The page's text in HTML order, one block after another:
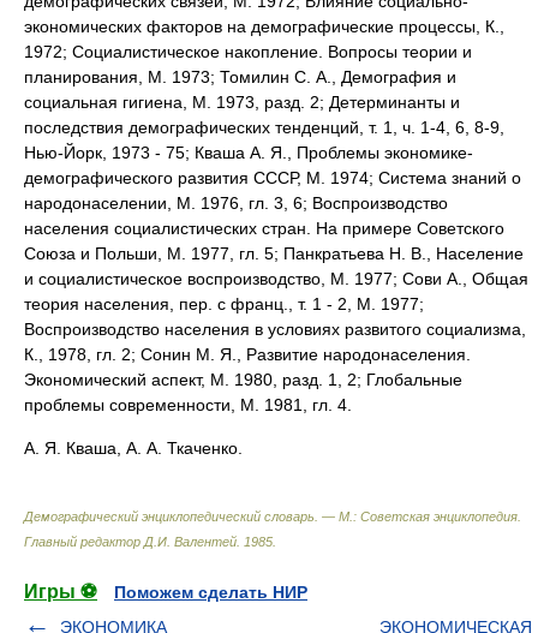
экономических факторов на демографические процессы, К.,
1972; Социалистическое накопление. Вопросы теории и
планирования, М. 1973; Томилин С. А., Демография и
социальная гигиена, М. 1973, разд. 2; Детерминанты и
последствия демографических тенденций, т. 1, ч. 1-4, 6, 8-9,
Нью-Йорк, 1973 - 75; Кваша А. Я., Проблемы экономике-
демографического развития СССР, М. 1974; Система знаний о
народонаселении, М. 1976, гл. 3, 6; Воспроизводство
населения социалистических стран. На примере Советского
Союза и Польши, М. 1977, гл. 5; Панкратьева Н. В., Население
и социалистическое воспроизводство, М. 1977; Сови А., Общая
теория населения, пер. с франц., т. 1 - 2, М. 1977;
Воспроизводство населения в условиях развитого социализма,
К., 1978, гл. 2; Сонин М. Я., Развитие народонаселения.
Экономический аспект, М. 1980, разд. 1, 2; Глобальные
проблемы современности, М. 1981, гл. 4.
А. Я. Кваша, А. А. Ткаченко.
Демографический энциклопедический словарь. — М.: Советская энциклопедия
Главный редактор Д.И. Валентей 1985
Игры ⚽
Поможем сделать НИР
ЭКОНОМИКА
ЭКОНОМИЧЕСКАЯ